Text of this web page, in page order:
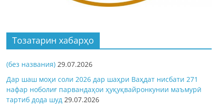
Тозатарин хабарҳо
(без названия) 29.07.2026
Дар шаш моҳи соли 2026 дар шаҳри Ваҳдат нисбати 271
нафар ноболиғ парвандаҳои ҳуқуқвайронкунии маъмурӣ
тартиб дода шуд 29.07.2026